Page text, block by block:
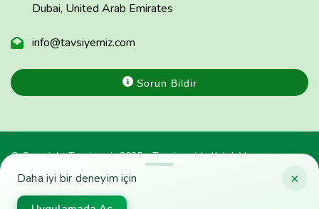
×
Daha iyi bir deneyim için
Dubai, United Arab Emirates
info@tavsiyemiz.com
Sorun Bildir
© Copyright Tavsiyemiz 2025 - Tavsiyemiz'e Kulak Ver